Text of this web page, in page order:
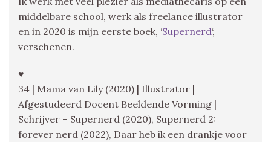
middelbare school, werk als freelance illustrator
en in 2020 is mijn eerste boek, ‘Supernerd‘,
verschenen.
♥
34 | Mama van Lily (2020) | Illustrator |
Afgestudeerd Docent Beeldende Vorming |
Schrijver – Supernerd (2020), Supernerd 2:
forever nerd (2022), Daar heb ik een drankje voor